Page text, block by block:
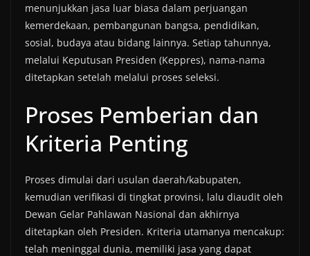
menunjukkan jasa luar biasa dalam perjuangan
kemerdekaan, pembangunan bangsa, pendidikan,
sosial, budaya atau bidang lainnya. Setiap tahunnya,
melalui Keputusan Presiden (Keppres), nama-nama
ditetapkan setelah melalui proses seleksi.
Proses Pemberian dan
Kriteria Penting
Proses dimulai dari usulan daerah/kabupaten,
kemudian verifikasi di tingkat provinsi, lalu diaudit oleh
Dewan Gelar Pahlawan Nasional dan akhirnya
ditetapkan oleh Presiden. Kriteria utamanya mencakup:
telah meninggal dunia, memiliki jasa yang dapat